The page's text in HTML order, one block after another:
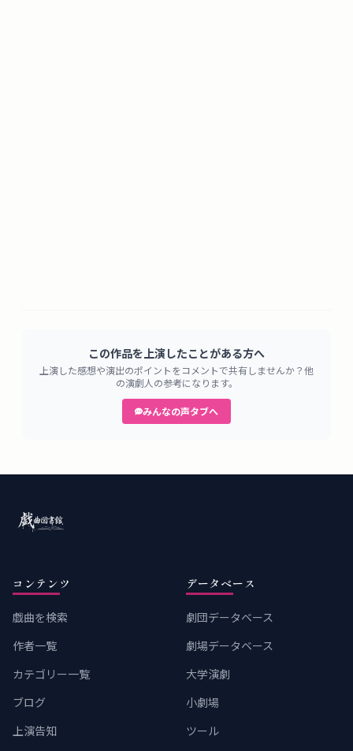
この作品を上演したことがある方へ
上演した感想や演出のポイントをコメントで共有しませんか？他
の演劇人の参考になります。
みんなの声タブへ
コンテンツ
戯曲を検索
作者一覧
カテゴリー一覧
ブログ
上演告知
データベース
劇団データベース
劇場データベース
大学演劇
小劇場
ツール